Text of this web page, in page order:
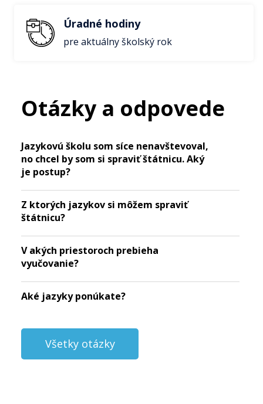
Úradné hodiny
pre aktuálny školský rok
Otázky a odpovede
Jazykovú školu som síce nenavštevoval,
no chcel by som si spraviť štátnicu. Aký
je postup?
Z ktorých jazykov si môžem spraviť
štátnicu?
V akých priestoroch prebieha
vyučovanie?
Aké jazyky ponúkate?
Všetky otázky